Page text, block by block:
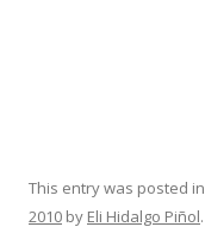
This entry was posted in
2010 by Eli Hidalgo Piñol.